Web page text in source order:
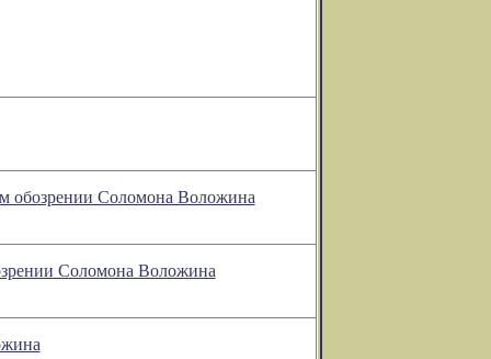
обозрении Соломона Воложина
Соломона Воложина